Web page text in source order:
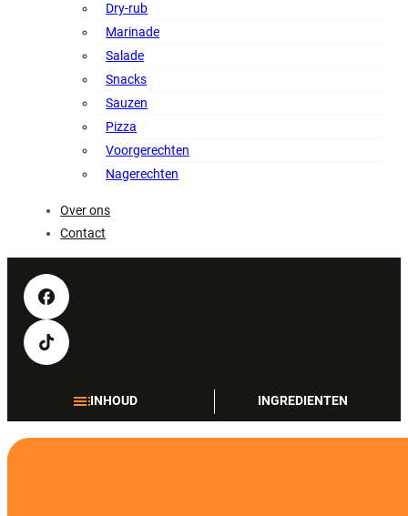
Dry-rub
Marinade
Salade
Snacks
Sauzen
Pizza
Voorgerechten
Nagerechten
Over ons
Contact
INHOUD INGREDIENTEN